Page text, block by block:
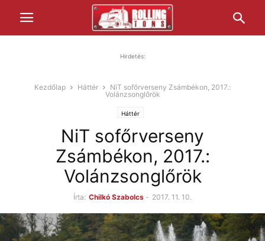
Hirdetés:
Kezdőlap Háttér
NiT sofőrverseny Zsámbékon, 2017.:
Volánzsonglőrök
Háttér
NiT sofőrverseny
Zsámbékon, 2017.:
Volánzsonglőrök
Írta: Chilkó Szabolcs - 2017. 11. 10.